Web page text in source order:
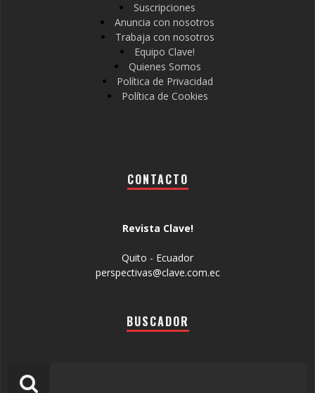
Suscripciones
Anuncia con nosotros
Trabaja con nosotros
Equipo Clave!
Quienes Somos
Política de Privacidad
Política de Cookies
CONTACTO
Revista Clave!
Quito - Ecuador
perspectivas@clave.com.ec
BUSCADOR